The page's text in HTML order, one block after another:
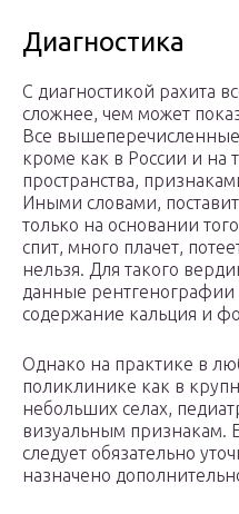
Диагностика
С диагностикой рахита
сложнее, чем может
Все
кроме как в России и на
пространства,
Иными словами,
только на основании
спит, много плачет,
нельзя. Для такого
данные рентгенографии
содержание кальция и
Однако на практике в
поликлинике как в
небольших селах,
визуальным признакам.
следует обязательно
назначено